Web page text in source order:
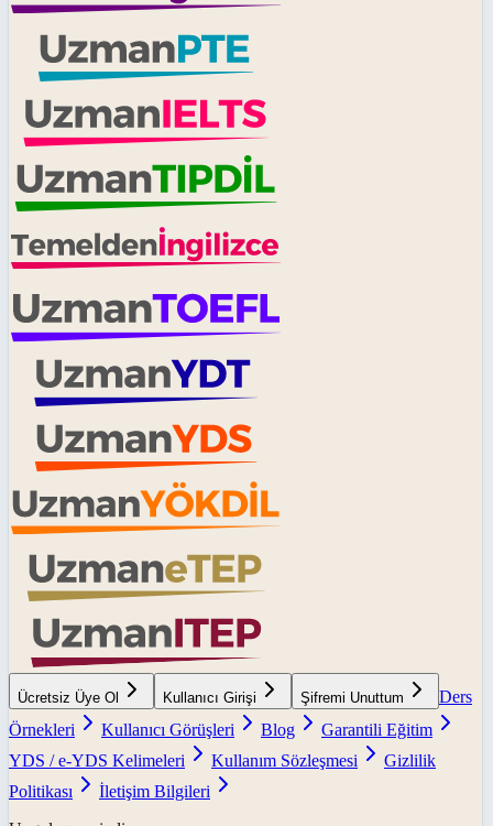
Ücretsiz Üye Ol Kullanıcı Girişi Şifremi Unuttum
Ders
Örnekleri
Kullanıcı Görüşleri Blog
Garantili Eğitim
YDS / e-YDS Kelimeleri
Kullanım Sözleşmesi
Gizlilik
Politikası
İletişim Bilgileri